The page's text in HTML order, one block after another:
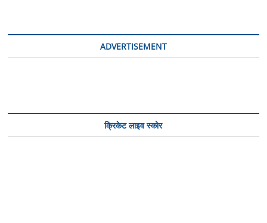
ADVERTISEMENT
क्रिकेट लाइव स्कोर